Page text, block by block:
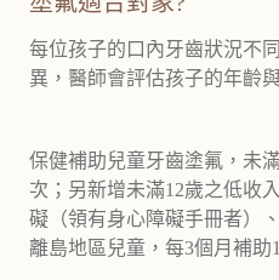
每位孩子的口內牙齒狀況不
異，醫師會評估孩子的年齡
保健補助兒童牙齒塗氟，未
次；另新增未滿12歲之低收
礙（領有身心障礙手冊者）
離島地區兒童，每3個月補助